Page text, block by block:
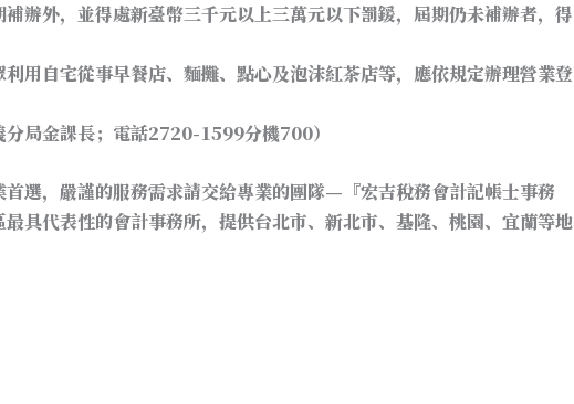
辦外，並得處新臺幣三千元以上三萬元以下罰鍰，屆期仍未補辦者，得
用自宅從事早餐店、麵攤、點心及泡沫紅茶店等，應依規定辦理營業登
分局金課長；電話2720-1599分機700）
首選，嚴謹的服務需求請交給專業的團隊—『宏吉稅務會計記帳士事務
具代表性的會計事務所，提供台北市、新北市、基隆、桃園、宜蘭等地